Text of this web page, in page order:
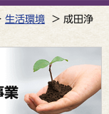
生活環境
成田浄
業